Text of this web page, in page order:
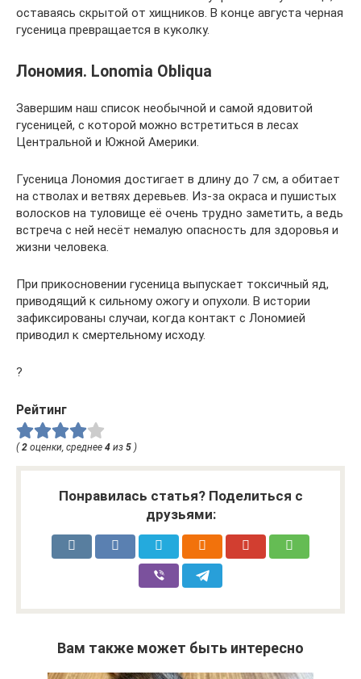
оставаясь скрытой от хищников. В конце августа черная
гусеница превращается в куколку.
Лономия. Lonomia Obliqua
Завершим наш список необычной и самой ядовитой
гусеницей, с которой можно встретиться в лесах
Центральной и Южной Америки.
Гусеница Лономия достигает в длину до 7 см, а обитает
на стволах и ветвях деревьев. Из-за окраса и пушистых
волосков на туловище её очень трудно заметить, а ведь
встреча с ней несёт немалую опасность для здоровья и
жизни человека.
При прикосновении гусеница выпускает токсичный яд,
приводящий к сильному ожогу и опухоли. В истории
зафиксированы случаи, когда контакт с Лономией
приводил к смертельному исходу.
?
Рейтинг
( 2 оценки, среднее 4 из 5 )
Понравилась статья? Поделиться с
друзьями:
Вам также может быть интересно